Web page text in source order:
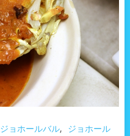
ジョホールバル, ジョホール